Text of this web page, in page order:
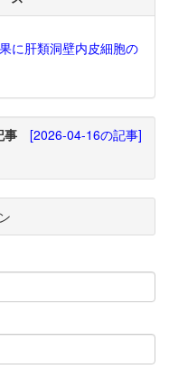
に肝類洞壁内皮細胞の
事
[2026-04-16の記事]